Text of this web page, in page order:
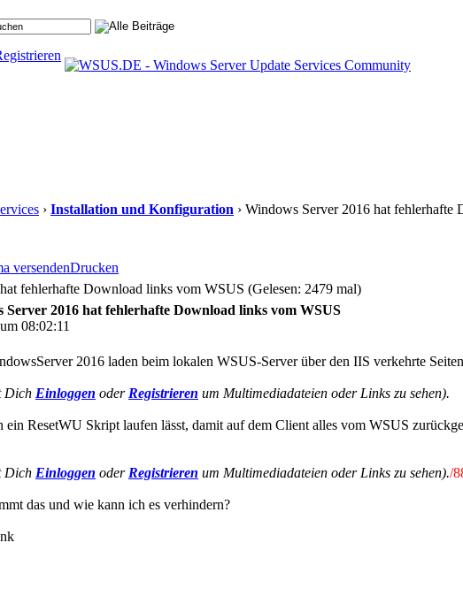
› Installation und Konfiguration › Windows Server 2016 hat fehlerhafte
versendenDrucken
fehlerhafte Download links vom WSUS (Gelesen: 2479 mal)
Server 2016 hat fehlerhafte Download links vom WSUS
08:02:11
2016 laden beim lokalen WSUS-Server über den IIS verkehrte
Dich Einloggen oder Registrieren um Multimediadateien oder Links zu sehen).
ein ResetWU Skript laufen lässt, damit auf dem Client alles vom WSUS
Dich Einloggen oder Registrieren um Multimediadateien oder Links zu sehen)./
das und wie kann ich es verhindern?